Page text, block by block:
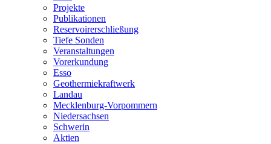
Projekte
Publikationen
Reservoirerschließung
Tiefe Sonden
Veranstaltungen
Vorerkundung
Esso
Geothermiekraftwerk
Landau
Mecklenburg-Vorpommern
Niedersachsen
Schwerin
Aktien